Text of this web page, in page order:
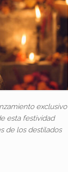
exclusivo
esta festividad
de los destilados